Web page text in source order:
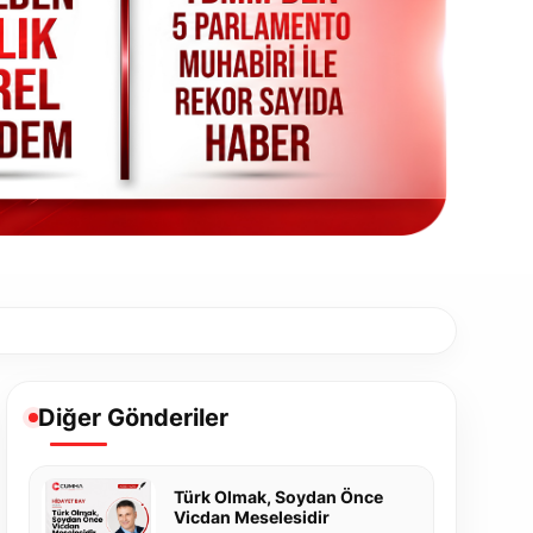
Diğer Gönderiler
Türk Olmak, Soydan Önce
Vicdan Meselesidir